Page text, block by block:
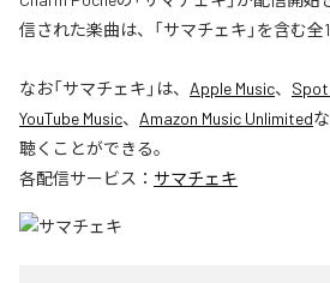
信された楽曲は、「サマチェキ」を含む全
なお「サマチェキ 」は、 Apple Music、
YouTube Music、 Amazon Music Unlimited
聴くことができる。
各配信サービス： サマチェキ